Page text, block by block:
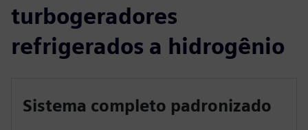
turbogeradores
refrigerados a hidrogênio
Sistema completo padronizado